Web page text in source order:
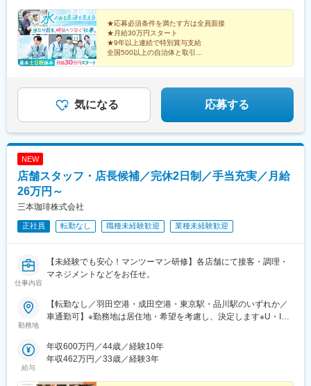
★応募必須条件を満たす方は全員面接
★月給30万円スタート
★9年以上連続で特別賞与支給
全国500以上の自治体と取引
気になる 応募する
NEW
店舗スタッフ・店長候補／完休2日制／手当充実／月給
26万円～
三本珈琲株式会社
正社員 転勤なし 職種未経験歓迎 業種未経験歓迎
仕事内容
【未経験でも安心！マンツーマン研修】各店舗にて接客・調理・
マネジメントなどをお任せ。
勤務地
【転勤なし／羽田空港・成田空港・東京駅・品川駅のいずれか／
車通勤可】※勤務地は居住地・希望を考慮し、決定します※U・Iタ
内1-9-1 東京駅構内（ラッチ内)◎最寄り駅：各線／東京駅■caffe
LAT 25°品川店東京都港区港南2-1-78 JR 東海 品川駅内◎最寄り駅
6-5 東京国際空港新国際線３F（制限区域内)◎最寄り駅：京浜急
給与
年収600万円／44歳／経験10年
年収462万円／33歳／経験3年